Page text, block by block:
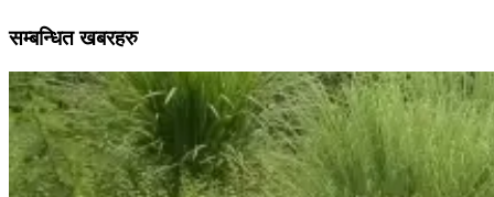
सम्बन्धित खबरहरु